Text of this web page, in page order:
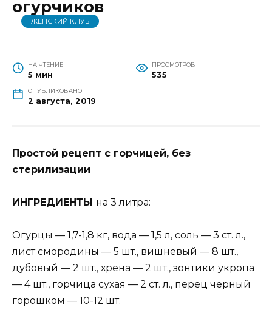
огурчиков
ЖЕНСКИЙ КЛУБ
НА ЧТЕНИЕ
5 мин
ПРОСМОТРОВ
535
ОПУБЛИКОВАНО
2 августа, 2019
Простой рецепт с горчицей, без
стерилизации
ИНГРEДИEНТЫ на 3 литра:
Огурцы — 1,7-1,8 кг, вода — 1,5 л, соль — 3 ст. л.,
лист смородины — 5 шт., вишневый — 8 шт.,
дубовый — 2 шт., хрена — 2 шт., зонтики укропа
— 4 шт., горчица сухая — 2 ст. л., перец черный
горошком — 10-12 шт.